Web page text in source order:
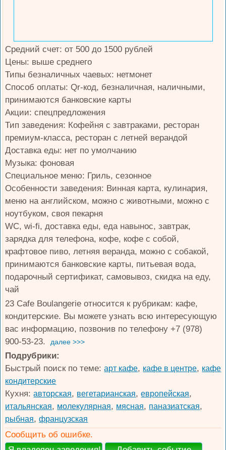
Средний счет: от 500 до 1500 рублей
Цены: выше среднего
Типы безналичных чаевых: нетмонет
Способ оплаты: Qr-код, безналичная, наличными,
принимаются банковские карты
Акции: спецпредложения
Тип заведения: Кофейня с завтраками, ресторан
премиум-класса, ресторан с летней верандой
Доставка еды: нет по умолчанию
Музыка: фоновая
Специальное меню: Гриль, сезонное
Особенности заведения: Винная карта, кулинария,
меню на английском, можно с животными, можно с
ноутбуком, своя пекарня
WC, wi-fi, доставка еды, еда навынос, завтрак,
зарядка для телефона, кофе, кофе с собой,
крафтовое пиво, летняя веранда, можно с собакой,
принимаются банковские карты, питьевая вода,
подарочный сертификат, самовывоз, скидка на еду,
чай
23 Cafe Boulangerie относится к рубрикам: кафе,
кондитерские. Вы можете узнать всю интересующую
вас информацию, позвонив по телефону +7 (978)
900-53-23.
далее >>>
Подрубрики:
Быстрый поиск по теме:арт кафе, кафе в центре, кафе
кондитерские
Кухня:авторская, вегетарианская,европейская,
итальянская, молекулярная, мясная, паназиатская,
рыбная,французская
Сообщить об ошибке.